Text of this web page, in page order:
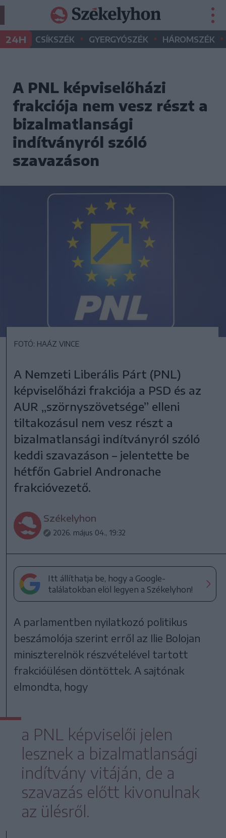
24H CSÍKSZÉK • GYERGYÓSZÉK • HÁROMSZÉK •
A PNL képviselőházi
frakciója nem vesz részt a
bizalmatlansági
indítványról szóló
szavazáson
FOTÓ: HAÁZ VINCE
A Nemzeti Liberális Párt (PNL)
képviselőházi frakciója a PSD és az
AUR „szörnyszövetsége” elleni
tiltakozásul nem vesz részt a
bizalmatlansági indítványról szóló
keddi szavazáson – jelentette be
hétfőn Gabriel Andronache
frakcióvezető.
Székelyhon
2026. május 04., 19:32
Itt állíthatja be, hogy a Google-
találatokban elöl legyen a Székelyhon!
A parlamentben nyilatkozó politikus
beszámolója szerint erről az Ilie Bolojan
miniszterelnök részvételével tartott
frakcióülésen döntöttek. A sajtónak
elmondta, hogy
a PNL képviselői jelen
lesznek a bizalmatlansági
indítvány vitáján, de a
szavazás előtt kivonulnak
az ülésről.